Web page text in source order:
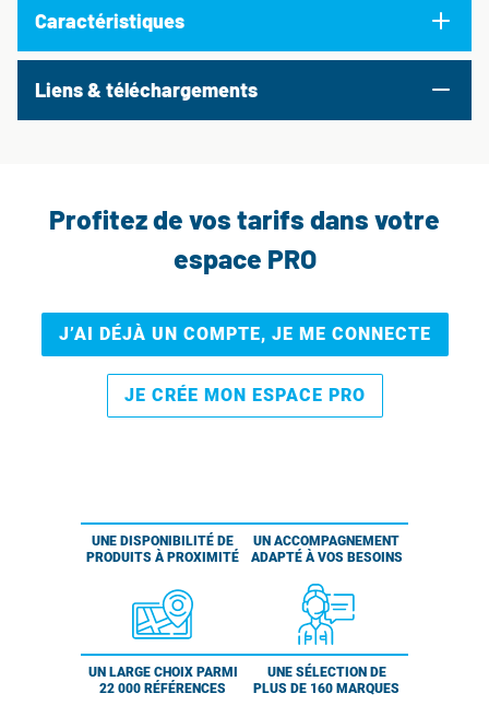
Caractéristiques
Liens & téléchargements
Profitez de vos tarifs dans votre
espace PRO
J’AI DÉJÀ UN COMPTE, JE ME CONNECTE
JE CRÉE MON ESPACE PRO
UNE DISPONIBILITÉ DE
PRODUITS À PROXIMITÉ
UN ACCOMPAGNEMENT
ADAPTÉ À VOS BESOINS
UN LARGE CHOIX PARMI
22 000 RÉFÉRENCES
UNE SÉLECTION DE
PLUS DE 160 MARQUES